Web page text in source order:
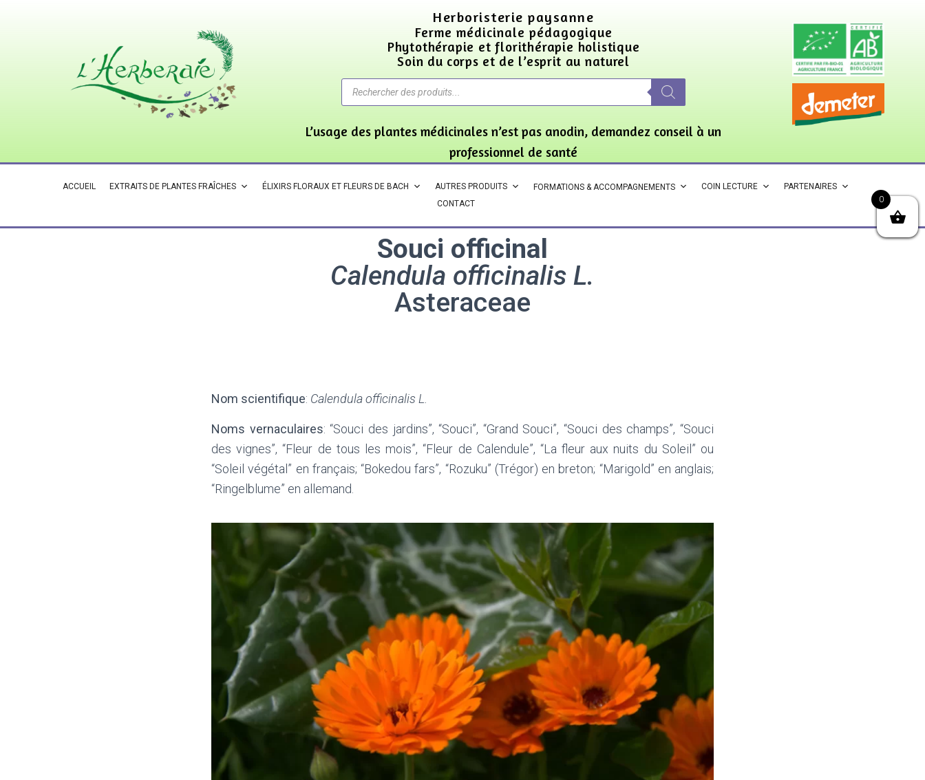
Herboristerie paysanne
Ferme médicinale pédagogique
Phytothérapie et florithérapie holistique
Soin du corps et de l’esprit au naturel
L’usage des plantes médicinales n’est pas anodin, demandez conseil à un
professionnel de santé
ACCUEIL EXTRAITS DE PLANTES FRAÎCHES ÉLIXIRS FLORAUX ET FLEURS DE BACH AUTRES PRODUITS FORMATIONS & ACCOMPAGNEMENTS COIN LECTURE
PARTENAIRES
CONTACT
Souci officinal
Calendula officinalis L.
Asteraceae
Nom scientifique: Calendula officinalis L.
Noms vernaculaires: “Souci des jardins”, “Souci”, “Grand Souci”, “Souci des champs”, “Souci
des vignes”, “Fleur de tous les mois”, “Fleur de Calendule”, “La fleur aux nuits du Soleil” ou
“Soleil végétal” en français; “Bokedou fars”, “Rozuku” (Trégor) en breton; “Marigold” en anglais;
“Ringelblume” en allemand.
0